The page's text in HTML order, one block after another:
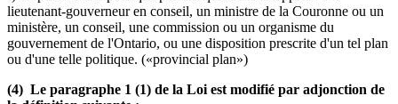
lieutenant-gouverneur en conseil, un ministre de la Couronne ou un
ministère, un conseil, une commission ou un organisme du
gouvernement de l'Ontario, ou une disposition prescrite d'un tel plan
ou d'une telle politique. («provincial plan»)
(4) Le paragraphe 1 (1) de la Loi est modifié par adjonction de